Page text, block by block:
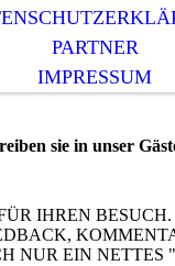
PARTNER
IMPRESSUM
sie in unser
IHREN BESUCH.
NUR EIN NETTES